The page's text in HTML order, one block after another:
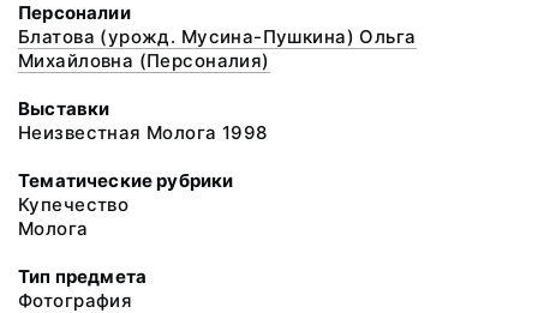
Персоналии
Блатова (урожд. Мусина-Пушкина) Ольга
Михайловна (Персоналия)
Выставки
Неизвестная Молога 1998
Тематические рубрики
Купечество
Молога
Тип предмета
Фотография